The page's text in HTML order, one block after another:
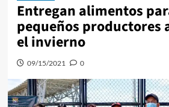
Entregan alimentos
pequeños productores
el invierno
09/15/2021 0